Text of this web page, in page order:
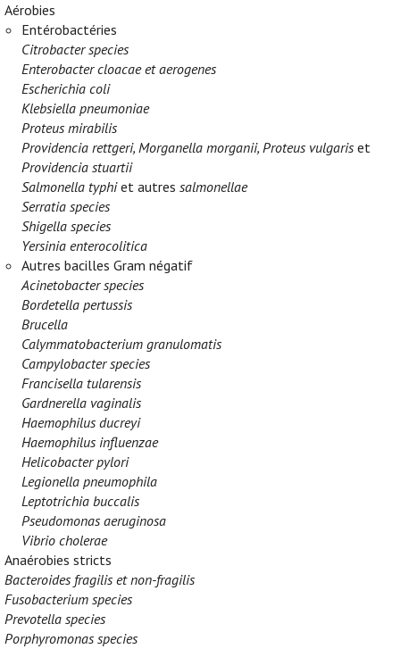
Aérobies
Entérobactéries
Citrobacter species
Enterobacter cloacae et aerogenes
Escherichia coli
Klebsiella pneumoniae
Proteus mirabilis
Providencia rettgeri, Morganella morganii, Proteus vulgaris et
Providencia stuartii
Salmonella typhiet autressalmonellae
Serratia species
Shigella species
Yersinia enterocolitica
Autres bacilles Gram négatif
Acinetobacter species
Bordetella pertussis
Brucella
Calymmatobacterium granulomatis
Campylobacter species
Francisella tularensis
Gardnerella vaginalis
Haemophilus ducreyi
Haemophilus influenzae
Helicobacter pylori
Legionella pneumophila
Leptotrichia buccalis
Pseudomonas aeruginosa
Vibrio cholerae
Anaérobies stricts
Bacteroides fragilis et non-fragilis
Fusobacterium species
Prevotella species
Porphyromonas species